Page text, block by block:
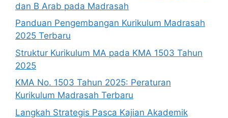
dan B Arab pada Madrasah
Panduan Pengembangan Kurikulum Madrasah
2025 Terbaru
Struktur Kurikulum MA pada KMA 1503 Tahun
2025
KMA No. 1503 Tahun 2025: Peraturan
Kurikulum Madrasah Terbaru
Langkah Strategis Pasca Kajian Akademik